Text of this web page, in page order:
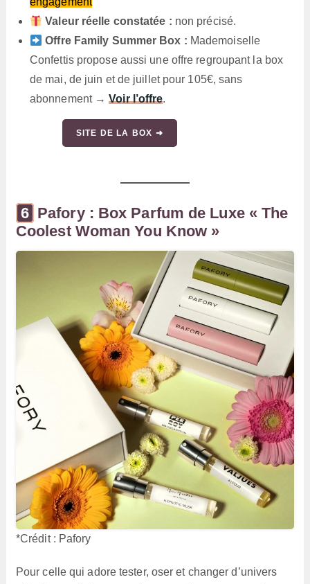
Valeur réelle constatée : non précisé.
Offre Family Summer Box : Mademoiselle
Confettis propose aussi une offre regroupant la box
de mai, de juin et de juillet pour 105€, sans
abonnement →Voir l’offre.
SITE DE LA BOX ➜
Pafory : Box Parfum de Luxe « The
Coolest Woman You Know »
*Crédit : Pafory
Pour celle qui adore tester, oser et changer d’univers